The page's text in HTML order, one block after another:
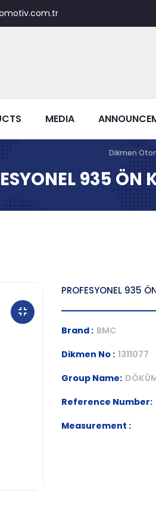
MEDIA
Dikmen
935 ÖN
PROFESYONEL 935
Brand : BMC
Dikmen No : 1311077
Group Name:
Reference Number:
Measurement :